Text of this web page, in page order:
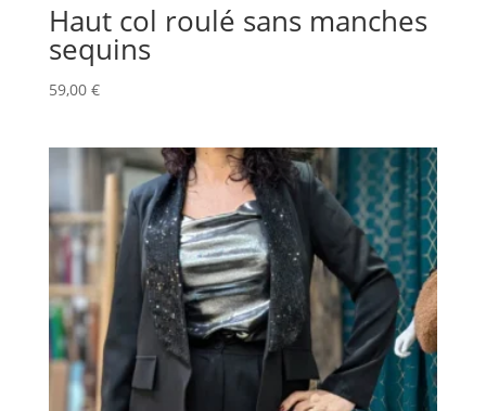
Haut col roulé sans manches
sequins
59,00 €